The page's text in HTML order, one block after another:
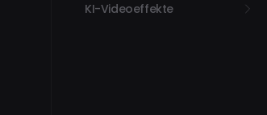
KI-Videoeffekte